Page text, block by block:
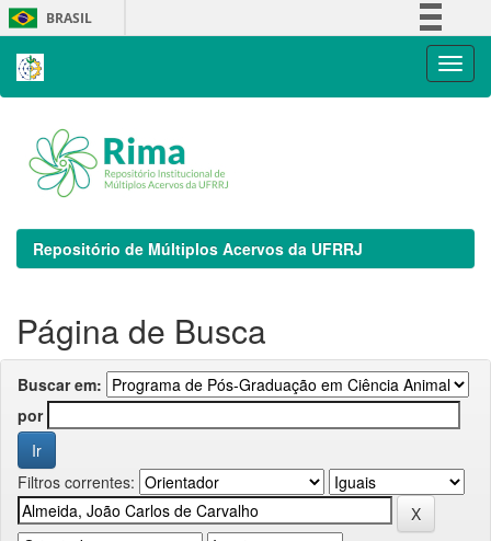
Skip
navigation
BRASIL
Repositório de Múltiplos Acervos da UFRRJ
Página de Busca
Buscar em:
por
Filtros correntes: